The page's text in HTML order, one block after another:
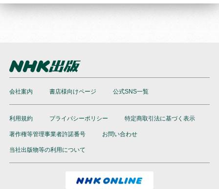
会社案内 書店様向けページ 公式SNS一覧
利用規約 プライバシーポリシー 特定商取引法に基づく表示
著作権等管理事業者許諾番号 お問い合わせ
当社出版物等の利用について